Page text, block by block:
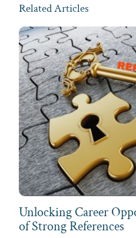
Related Articles
Unlocking Career
of Strong References